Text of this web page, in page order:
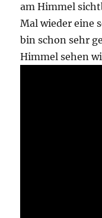
am Himmel
Mal wieder eine
bin schon sehr
Himmel sehen